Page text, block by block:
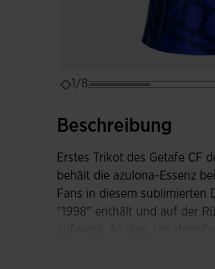
1/8
Beschreibung
Erstes Trikot des Getafe CF
behält die azulona-Essenz
Fans in diesem sublimierten
"1998" enthält und auf der
huldigen. Die Fans können